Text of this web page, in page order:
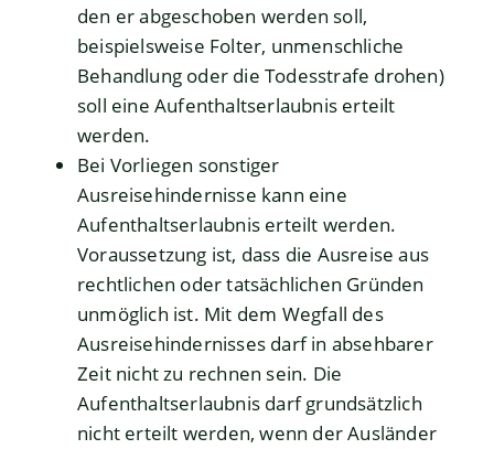
den er abgeschoben werden soll,
beispielsweise Folter, unmenschliche
Behandlung oder die Todesstrafe drohen)
soll eine Aufenthaltserlaubnis erteilt
werden.
Bei Vorliegen sonstiger
Ausreisehindernisse kann eine
Aufenthaltserlaubnis erteilt werden.
Voraussetzung ist, dass die Ausreise aus
rechtlichen oder tatsächlichen Gründen
unmöglich ist. Mit dem Wegfall des
Ausreisehindernisses darf in absehbarer
Zeit nicht zu rechnen sein. Die
Aufenthaltserlaubnis darf grundsätzlich
nicht erteilt werden, wenn der Ausländer